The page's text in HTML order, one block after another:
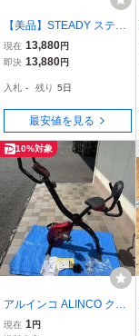
【美品】STEADY ステデ
ィー 折りたたみ式 フィッ
トネスバイク エアロバイ
クッションシート付 送料
無料 即決
現在 13,880円
即決 13,880円
入札 - 残り 5日
最安値を見る
10%対象
アルインコ ALINCO クロ
スバイク 8020 AFBX802
現在 1 円